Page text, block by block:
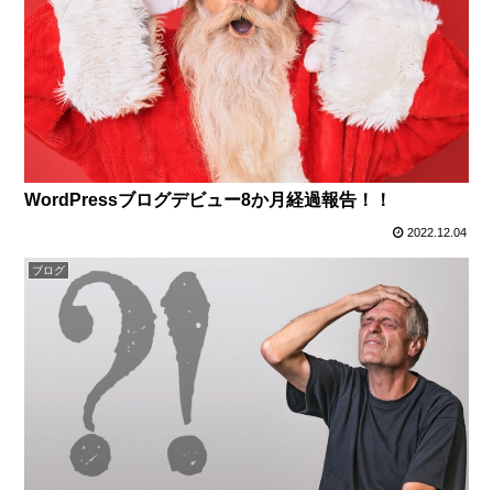
WordPressブログデビュー8か月経過報告！！
2022.12.04
ブログ